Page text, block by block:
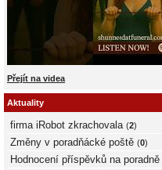
Přejít na videa
Aktuality
firma iRobot zkrachovala (2)
Změny v poradňácké poště (0)
Hodnocení příspěvků na poradně